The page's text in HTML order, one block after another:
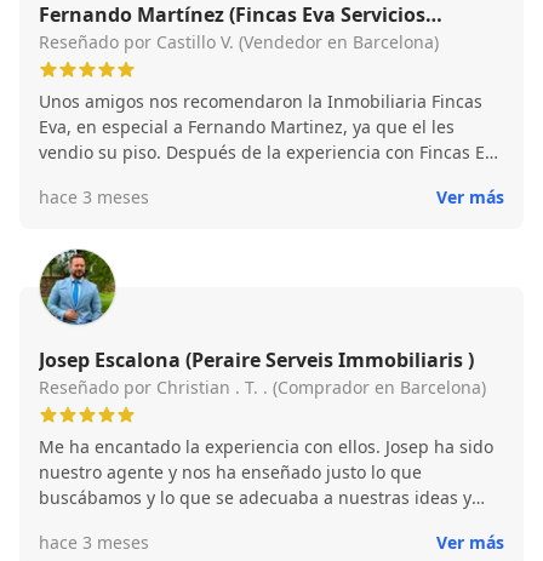
Fernando Martínez (Fincas Eva Servicios
Inmobiliarios)
Reseñado por Castillo V. (Vendedor en Barcelona)
Unos amigos nos recomendaron la Inmobiliaria Fincas
Eva, en especial a Fernando Martinez, ya que el les
vendio su piso. Después de la experiencia con Fincas Eva
momento nos ha transmitido confianza y tranquilidad
hace 3 meses Ver más
Josep Escalona (Peraire Serveis Immobiliaris )
Reseñado por Christian . T. . (Comprador en Barcelona)
Me ha encantado la experiencia con ellos. Josep ha sido
nuestro agente y nos ha enseñado justo lo que
buscábamos y lo que se adecuaba a nuestras ideas y
estupendo y estamos muy felices. Muchas gracias
hace 3 meses Ver más